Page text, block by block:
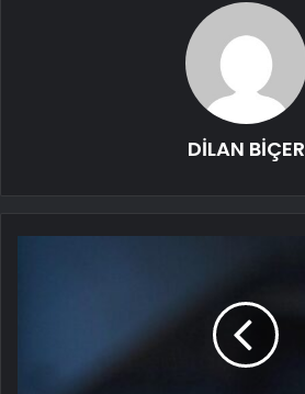
DİLAN BİÇER